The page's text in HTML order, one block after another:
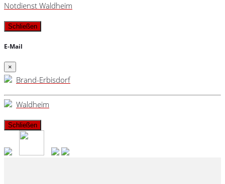
Notdienst Waldheim
Schließen
E-Mail
×
Brand-Erbisdorf
Waldheim
Schließen